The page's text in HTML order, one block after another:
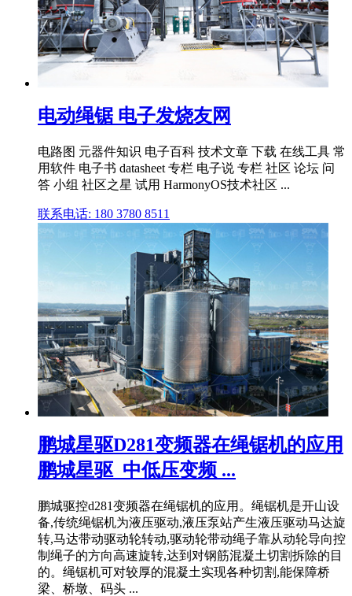
电动绳锯 电子发烧友网
电路图 元器件知识 电子百科 技术文章 下载 在线工具 常
用软件 电子书 datasheet 专栏 电子说 专栏 社区 论坛 问
答 小组 社区之星 试用 HarmonyOS技术社区 ...
联系电话: 180 3780 8511
鹏城星驱D281变频器在绳锯机的应用
鹏城星驱_中低压变频 ...
鹏城驱控d281变频器在绳锯机的应用。绳锯机是开山设
备,传统绳锯机为液压驱动,液压泵站产生液压驱动马达旋
转,马达带动驱动轮转动,驱动轮带动绳子靠从动轮导向控
制绳子的方向高速旋转,达到对钢筋混凝土切割拆除的目
的。绳锯机可对较厚的混凝土实现各种切割,能保障桥
梁、桥墩、码头 ...